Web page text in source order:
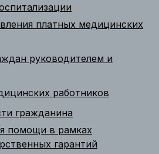
платных медицинских
руководителем и
работников
гражданина
помощи в рамках
гарантий